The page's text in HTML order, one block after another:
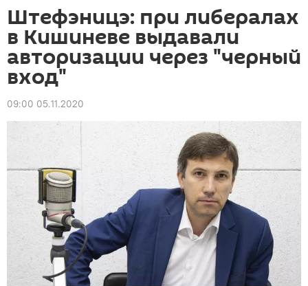
Штефэницэ: при либералах
в Кишиневе выдавали
авторизации через "черный
вход"
09:00 05.11.2020